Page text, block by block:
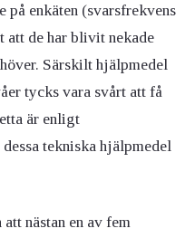
på enkäten (svarsfrekvens
att de har blivit nekade
Särskilt hjälpmedel
tycks vara svårt att få
är enligt
tekniska hjälpmedel
nästan en av fem